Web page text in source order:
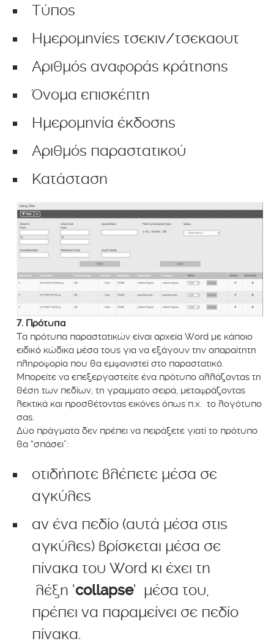
Τύπος
Ημερομηνίες τσεκιν/τσεκαουτ
Αριθμός αναφοράς κράτησης
Όνομα επισκέπτη
Ημερομηνία έκδοσης
Αριθμός παραστατικού
Κατάσταση
7. Πρότυπα
Τα πρότυπα παραστατικών είναι αρχεία Word με κάποιο
ειδικό κώδικα μέσα τους για να εξάγουν την απαραίτητη
πληροφορία που θα εμφανιστεί στο παραστατικό.
Μπορείτε να επεξεργαστείτε ένα πρότυπο αλλάζοντας τη
θέση των πεδίων, τη γραμματο σειρά, μεταφράζοντας
λεκτικά και προσθέτοντας εικόνες όπως π.χ. το λογότυπο
σας.
Δύο πράγματα δεν πρέπει να πειράξετε γιατί το πρότυπο
θα “σπάσει”:
οτιδήποτε βλέπετε μέσα σε
αγκύλες
αν ένα πεδίο (αυτά μέσα στις
αγκύλες) βρίσκεται μέσα σε
πίνακα του Word κι έχει τη
λέξη ‘collapse‘ μέσα του,
πρέπει να παραμείνει σε πεδίο
πίνακα.